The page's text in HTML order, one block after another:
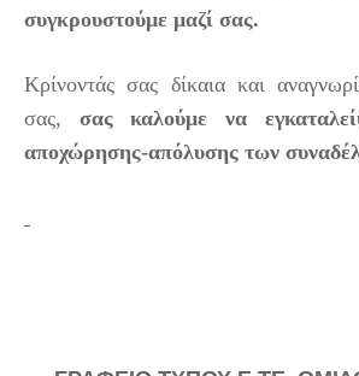
συγκρουστούμε μαζί σας.
Κρίνοντάς σας δίκαια και
σας, σας καλούμε να
αποχώρησης-απόλυσης των